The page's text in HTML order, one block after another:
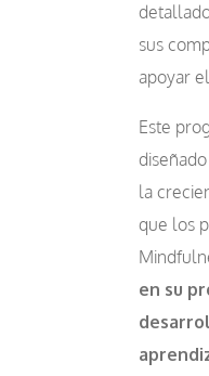
sus
apoyar
Este
la
que los
en su